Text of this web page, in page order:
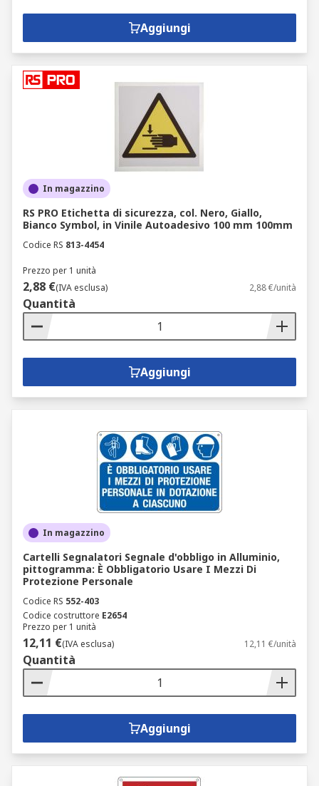
Aggiungi
In magazzino
RS PRO Etichetta di sicurezza, col. Nero, Giallo,
Bianco Symbol, in Vinile Autoadesivo 100 mm 100mm
Codice RS 813-4454
Prezzo per 1 unità
2,88 €(IVA esclusa) 2,88 €/unità
Quantità
Aggiungi
In magazzino
Cartelli Segnalatori Segnale d'obbligo in Alluminio,
pittogramma: È Obbligatorio Usare I Mezzi Di
Protezione Personale
Codice RS 552-403
Codice costruttore E2654
Prezzo per 1 unità
12,11 €(IVA esclusa) 12,11 €/unità
Quantità
Aggiungi